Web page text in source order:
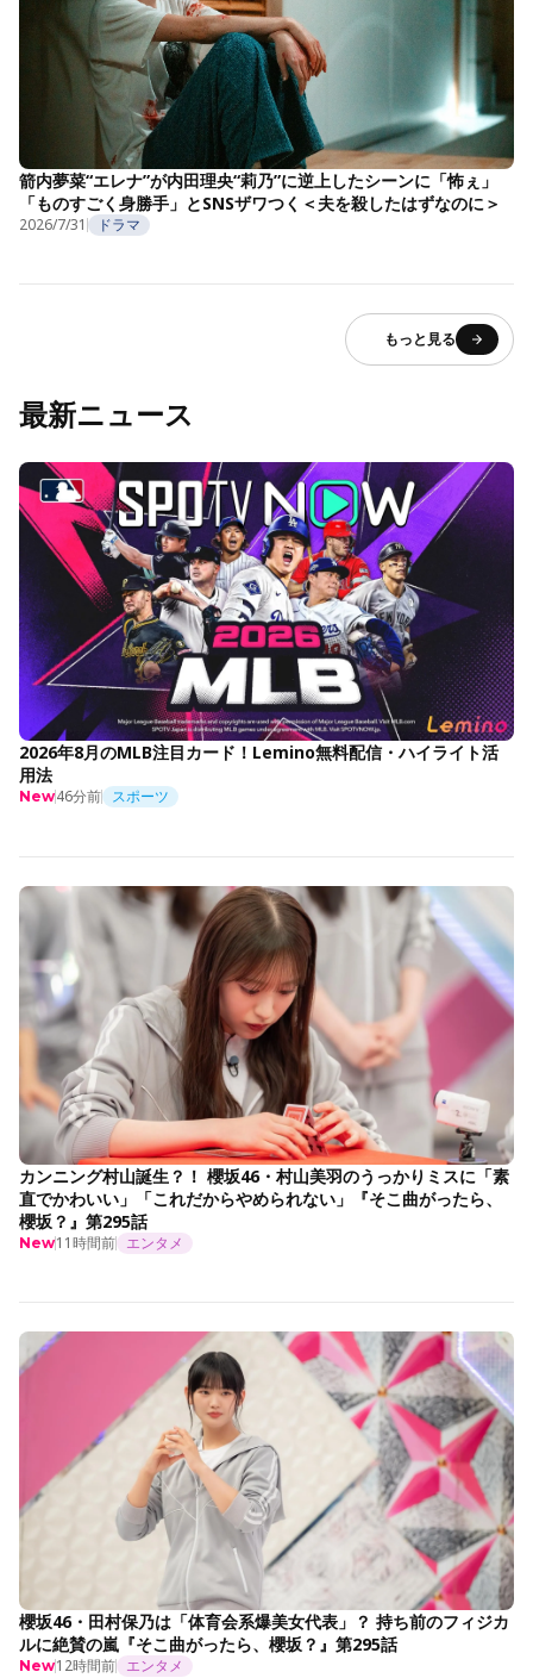
箭内夢菜“エレナ”が内田理央“莉乃”に逆上したシーンに「怖ぇ」
「ものすごく身勝手」とSNSザワつく＜夫を殺したはずなのに＞
2026/7/31 ドラマ
もっと見る
最新ニュース
2026年8月のMLB注目カード！Lemino無料配信・ハイライト活
用法
New46分前 スポーツ
カンニング村山誕生？！ 櫻坂46・村山美羽のうっかりミスに「素
直でかわいい」「これだからやめられない」『そこ曲がったら、
櫻坂？』第295話
New11時間前 エンタメ
櫻坂46・田村保乃は「体育会系爆美女代表」？ 持ち前のフィジカ
ルに絶賛の嵐『そこ曲がったら、櫻坂？』第295話
New12時間前 エンタメ